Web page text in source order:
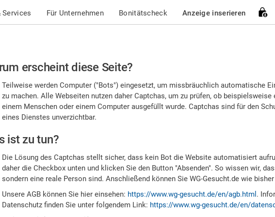
Services Für Unternehmen Bonitätscheck Anzeige inserieren
erscheint diese Seite?
Teilweise werden Computer ("Bots") eingesetzt, um missbräuchlich automatische
zu machen. Alle Webseiten nutzen daher Captchas, um zu prüfen, ob beispielsweise
einem Menschen oder einem Computer ausgefüllt wurde. Captchas sind für den
eines Dienstes unverzichtbar.
ist zu tun?
Die Lösung des Captchas stellt sicher, dass kein Bot die Website automatisiert
daher die Checkbox unten und klicken Sie den Button "Absenden". So wissen wir,
sondern eine reale Person sind. Anschließend können Sie WG-Gesucht.de wie
Unsere AGB können Sie hier einsehen: https://www.wg-gesucht.de/en/agb.html .
Datenschutz finden Sie unter folgendem Link: https://www.wg-gesucht.de/en/